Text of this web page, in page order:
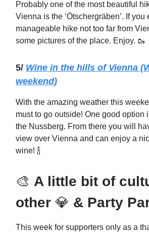
Probably one of the most beautiful
Vienna is the ‘Ötschergräben’. If
manageable hike not too far from
some pictures of the place. Enjoy. 🥾
5/ Wine in the hills of Vienna
weekend)
With the amazing weather this
must to go outside! One good option
the Nussberg. From there you will
view over Vienna and can enjoy a
wine! 🍾
🎨 A little bit of
other 💎 & Party
This week for supporters only as a